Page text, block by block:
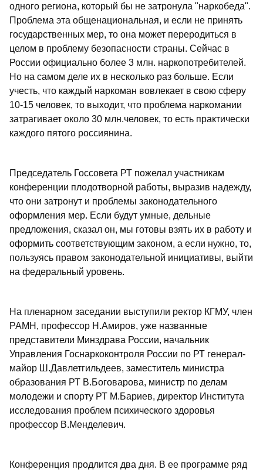
одного региона, который бы не затронула "наркобеда".
Проблема эта общенациональная, и если не принять
государственных мер, то она может переродиться в
целом в проблему безопасности страны. Сейчас в
России официально более 3 млн. наркопотребителей.
Но на самом деле их в несколько раз больше. Если
учесть, что каждый наркоман вовлекает в свою сферу
10-15 человек, то выходит, что проблема наркомании
затрагивает около 30 млн.человек, то есть практически
каждого пятого россиянина.
Председатель Госсовета РТ пожелал участникам
конференции плодотворной работы, выразив надежду,
что они затронут и проблемы законодательного
оформления мер. Если будут умные, дельные
предложения, сказал он, мы готовы взять их в работу и
оформить соответствующим законом, а если нужно, то,
пользуясь правом законодательной инициативы, выйти
на федеральный уровень.
На пленарном заседании выступили ректор КГМУ, член
РАМН, профессор Н.Амиров, уже названные
представители Минздрава России, начальник
Управления Госнаркоконтроля России по РТ генерал-
майор Ш.Давлетгильдеев, заместитель министра
образования РТ В.Боговарова, министр по делам
молодежи и спорту РТ М.Бариев, директор Института
исследования проблем психического здоровья
профессор В.Менделевич.
Конференция продлится два дня. В ее программе ряд